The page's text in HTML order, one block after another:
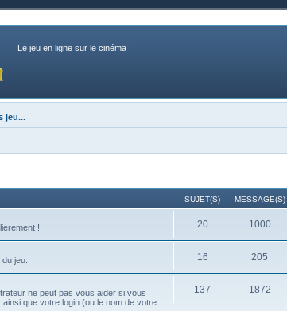
Le jeu en ligne sur le cinéma !
jeu...
SUJET(S) MESSAGE(S)
! 20 1000
jeu. 16 205
ne peut pas vous aider si vous
que votre login (ou le nom de votre
137 1872